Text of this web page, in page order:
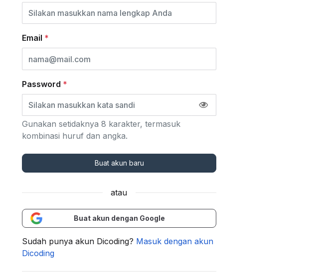
Email *
Password *
Gunakan setidaknya 8 karakter, termasuk
kombinasi huruf dan angka.
Buat akun baru
atau
Buat akun dengan Google
Sudah punya akun Dicoding? Masuk dengan akun
Dicoding